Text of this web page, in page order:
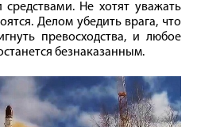
средствами. Не хотят уважать
Делом убедить врага, что
превосходства, и любое
безнаказанным.